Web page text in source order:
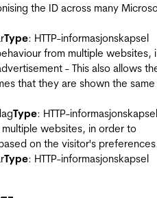
the ID across many
Type: HTTP-informasjonskapsel
from multiple websites,
- This also allows
that they are shown the same
Type: HTTP-informasjonskapsel
websites, in order to
on the visitor's
Type: HTTP-informasjonskapsel